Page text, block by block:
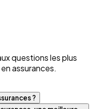
questions les plus
assurances.
?